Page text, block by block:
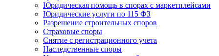
Юридическая помощь в спорах с маркетплейсами
Юридические услуги по 115 ФЗ
Разрешение строительных споров
Страховые споры
Снятие с регистрационного учета
Наследственные споры